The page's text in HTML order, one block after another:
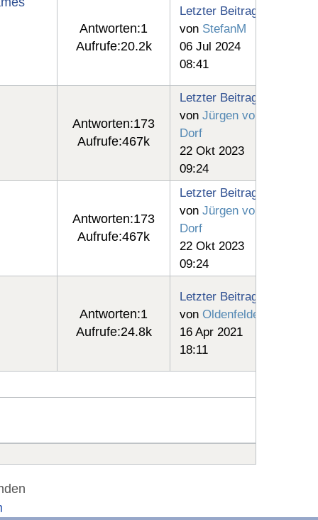
Antworten:1
Aufrufe:20.2k
Letzter Beitrag
von StefanM
06 Jul 2024
08:41
Antworten:173
Aufrufe:467k
Letzter Beitrag
von Jürgen vom
Dorf
22 Okt 2023
09:24
Antworten:173
Aufrufe:467k
Letzter Beitrag
von Jürgen vom
Dorf
22 Okt 2023
09:24
Antworten:1
Aufrufe:24.8k
Letzter Beitrag
von Oldenfelde
16 Apr 2021
18:11